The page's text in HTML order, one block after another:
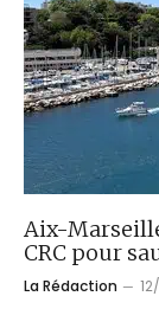
Aix-
CRC pour
La Rédaction